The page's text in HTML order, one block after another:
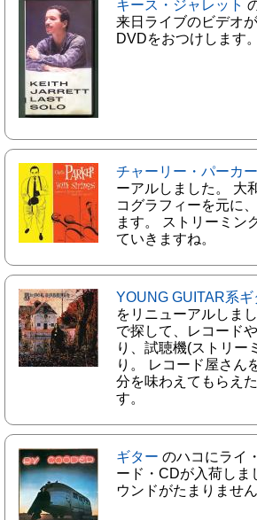
キース・ジャレット
来日ライブのビデオ
DVDをおつけします。
チャーリー・パーカー
ーアルしました。 大
コグラフィーを元に
ます。 ストリーミン
ていきますね。
YOUNG GUITAR系ギ
をリニューアルしま
で探して、レコード
り、試聴機(ストリー
り。 レコード屋さん
分を味わえてもらえ
す。
ギター のハコにライ
ード・CDが入荷しま
ウンドがたまりませ